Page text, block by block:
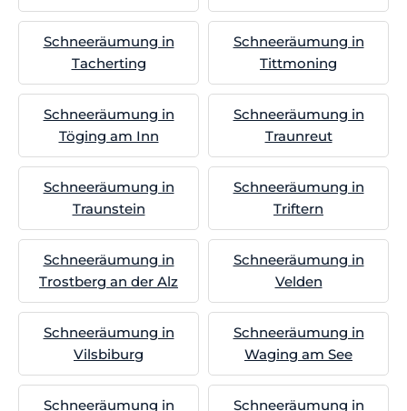
Schneeräumung in
Tacherting
Schneeräumung in
Tittmoning
Schneeräumung in
Töging am Inn
Schneeräumung in
Traunreut
Schneeräumung in
Traunstein
Schneeräumung in
Triftern
Schneeräumung in
Trostberg an der Alz
Schneeräumung in
Velden
Schneeräumung in
Vilsbiburg
Schneeräumung in
Waging am See
Schneeräumung in Schneeräumung in